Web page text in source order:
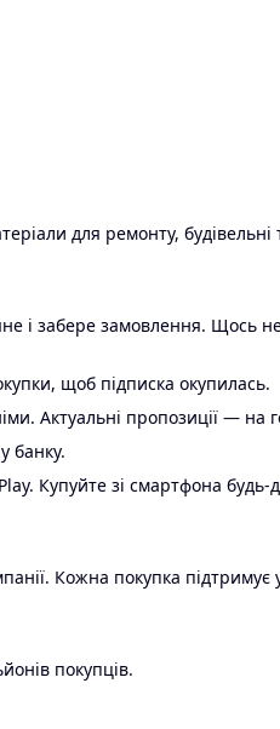
для ремонту, будівельні
і забере замовлення. Щось
щоб підписка окупилась.
Актуальні пропозиції — на
банку.
Купуйте зі смартфона будь-
Кожна покупка підтримує
покупців.